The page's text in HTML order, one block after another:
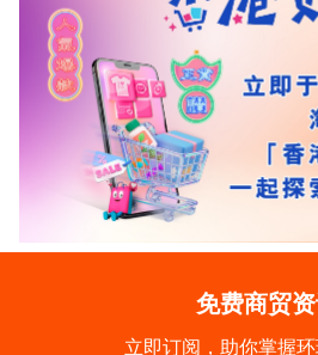
免费商贸
立即订阅，助你掌握